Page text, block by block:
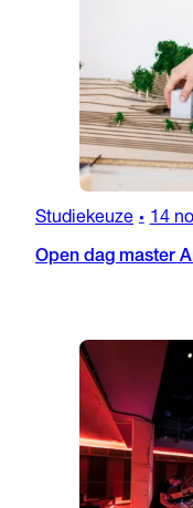
Studiekeuze • 14
Open dag master